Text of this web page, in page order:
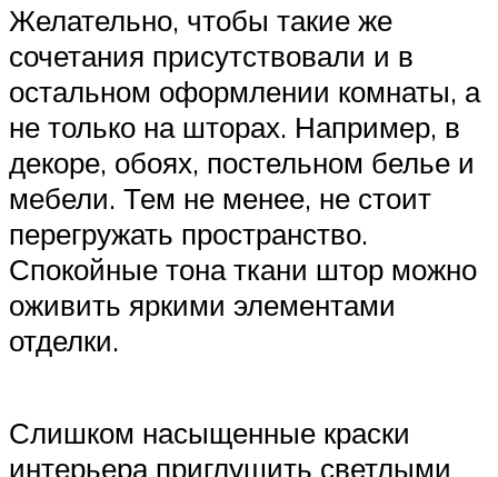
Желательно, чтобы такие же
сочетания присутствовали и в
остальном оформлении комнаты, а
не только на шторах. Например, в
декоре, обоях, постельном белье и
мебели. Тем не менее, не стоит
перегружать пространство.
Спокойные тона ткани штор можно
оживить яркими элементами
отделки.
Слишком насыщенные краски
интерьера приглушить светлыми